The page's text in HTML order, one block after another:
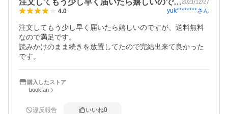
注文してもう少し早く届いたら嬉しいので…2021/12/27
4.0 yuk********さん
注文してもう少し早く届いたら嬉しいのですが、送料無料
なので満足です。
読みかけのまま続きを放置してたので完結出来て良かった
です。
購入したストア
bookfan
違反報告 いいね0